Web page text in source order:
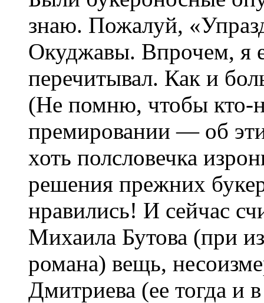
знаю. Пожалуй,
Окуджавы. Впрочем, я
перечитывал. Как и
(Не помню, чтобы кто-
премировании — об
хоть полсловечка
решения прежних
нравились! И сейчас
Михаила Бутова (при
романа) вещь,
Дмитриева (ее тогда и